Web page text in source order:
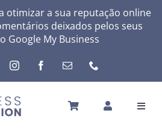
otimizar a sua reputação online
deixados pelos seus
Google My Business